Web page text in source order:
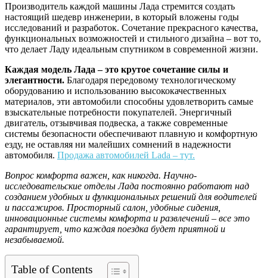
Производитель каждой машины Лада стремится создать
настоящий шедевр инженерии, в который вложены годы
исследований и разработок. Сочетание прекрасного качества,
функциональных возможностей и стильного дизайна – вот то,
что делает Ладу идеальным спутником в современной жизни.
Каждая модель Лада – это крутое сочетание силы и
элегантности. Благодаря передовому технологическому
оборудованию и использованию высококачественных
материалов, эти автомобили способны удовлетворить самые
взыскательные потребности покупателей. Энергичный
двигатель, отзывчивая подвеска, а также современные
системы безопасности обеспечивают плавную и комфортную
езду, не оставляя ни малейших сомнений в надежности
автомобиля. Продажа автомобилей Lada – тут.
Вопрос комфорта важен, как никогда. Научно-
исследовательские отделы Лада постоянно работают над
созданием удобных и функциональных решений для водителей
и пассажиров. Просторный салон, удобные сидения,
инновационные системы комфорта и развлечений – все это
гарантирует, что каждая поездка будет приятной и
незабываемой.
Table of Contents